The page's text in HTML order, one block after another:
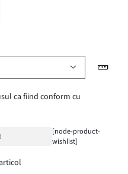
ca fiind conform cu
[node-product-
wishlist]